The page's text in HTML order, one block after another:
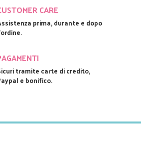
CARE
prima, durante e dopo
tramite carte di credito,
e bonifico.